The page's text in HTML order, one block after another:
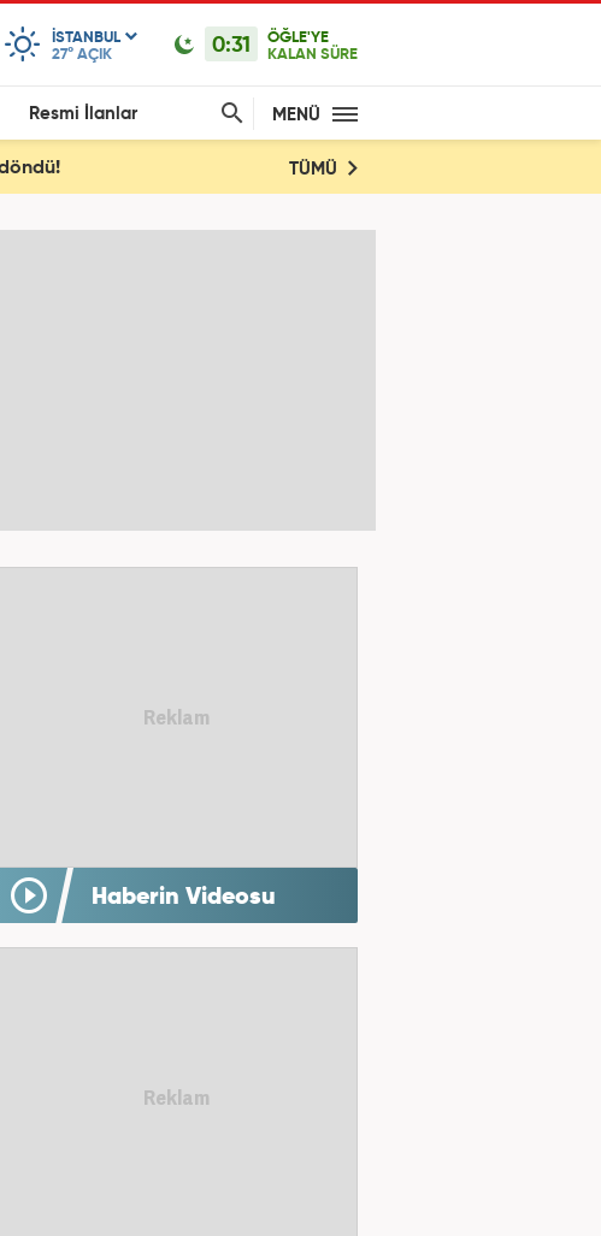
ISTANBUL
27° AÇIK 0:31
ÖĞLE'YE
KALAN SÜRE
Resmi İlanlar MENÜ
TÜMÜ
Haberin Videosu